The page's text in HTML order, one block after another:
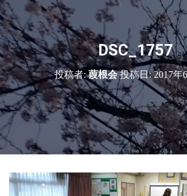
DSC_1757
投稿者:葭根会投稿日:2017年